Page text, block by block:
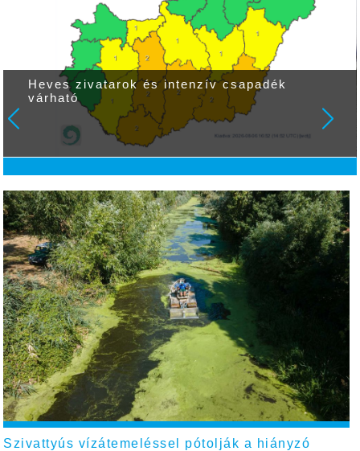
Heves zivatarok és intenzív csapadék
várható
Szivattyús vízátemeléssel pótolják a hiányzó